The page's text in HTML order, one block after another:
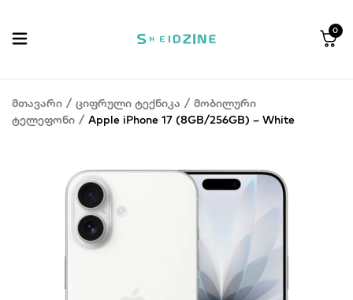
0
მთავარი / ციფრული ტექნიკა / მობილური
ტელეფონი / Apple iPhone 17 (8GB/256GB) – White